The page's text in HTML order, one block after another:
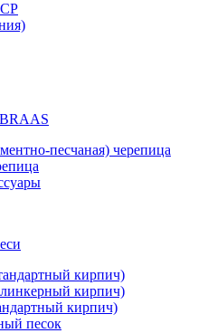
песчаная) черепица
кирпич)
кирпич)
кирпич)
песок